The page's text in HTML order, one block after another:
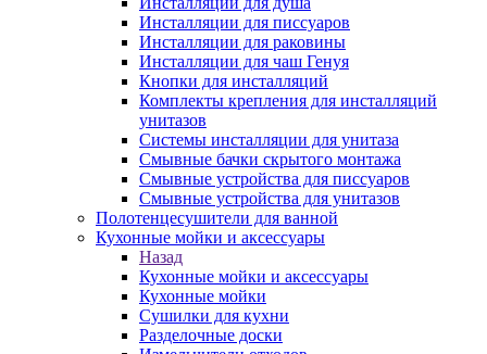
Инсталляции для писсуаров
Инсталляции для раковины
Инсталляции для чаш Генуя
Кнопки для инсталляций
Комплекты крепления для инсталляций
унитазов
Системы инсталляции для унитаза
Смывные бачки скрытого монтажа
Смывные устройства для писсуаров
Смывные устройства для унитазов
Полотенцесушители для ванной
Кухонные мойки и аксессуары
Назад
Кухонные мойки и аксессуары
Кухонные мойки
Сушилки для кухни
Разделочные доски